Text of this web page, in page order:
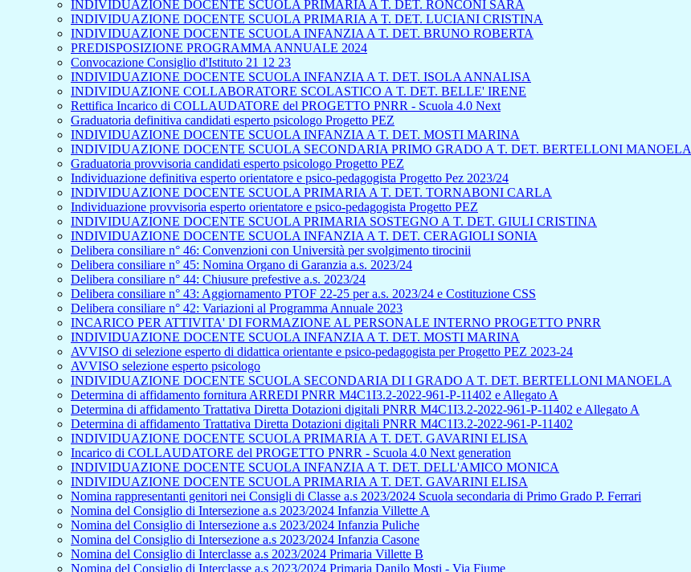
INDIVIDUAZIONE DOCENTE SCUOLA PRIMARIA A T. DET. RONCONI SARA
INDIVIDUAZIONE DOCENTE SCUOLA PRIMARIA A T. DET. LUCIANI CRISTINA
INDIVIDUAZIONE DOCENTE SCUOLA INFANZIA A T. DET. BRUNO ROBERTA
PREDISPOSIZIONE PROGRAMMA ANNUALE 2024
Convocazione Consiglio d'Istituto 21 12 23
INDIVIDUAZIONE DOCENTE SCUOLA INFANZIA A T. DET. ISOLA ANNALISA
INDIVIDUAZIONE COLLABORATORE SCOLASTICO A T. DET. BELLE' IRENE
Rettifica Incarico di COLLAUDATORE del PROGETTO PNRR - Scuola 4.0 Next
Graduatoria definitiva candidati esperto psicologo Progetto PEZ
INDIVIDUAZIONE DOCENTE SCUOLA INFANZIA A T. DET. MOSTI MARINA
INDIVIDUAZIONE DOCENTE SCUOLA SECONDARIA PRIMO GRADO A T. DET. BERTELLONI MANOELA
Graduatoria provvisoria candidati esperto psicologo Progetto PEZ
Individuazione definitiva esperto orientatore e psico-pedagogista Progetto Pez 2023/24
INDIVIDUAZIONE DOCENTE SCUOLA PRIMARIA A T. DET. TORNABONI CARLA
Individuazione provvisoria esperto orientatore e psico-pedagogista Progetto PEZ
INDIVIDUAZIONE DOCENTE SCUOLA PRIMARIA SOSTEGNO A T. DET. GIULI CRISTINA
INDIVIDUAZIONE DOCENTE SCUOLA INFANZIA A T. DET. CERAGIOLI SONIA
Delibera consiliare n° 46: Convenzioni con Università per svolgimento tirocinii
Delibera consiliare n° 45: Nomina Organo di Garanzia a.s. 2023/24
Delibera consiliare n° 44: Chiusure prefestive a.s. 2023/24
Delibera consiliare n° 43: Aggiornamento PTOF 22-25 per a.s. 2023/24 e Costituzione CSS
Delibera consiliare n° 42: Variazioni al Programma Annuale 2023
INCARICO PER ATTIVITA' DI FORMAZIONE AL PERSONALE INTERNO PROGETTO PNRR
INDIVIDUAZIONE DOCENTE SCUOLA INFANZIA A T. DET. MOSTI MARINA
AVVISO di selezione esperto di didattica orientante e psico-pedagogista per Progetto PEZ 2023-24
AVVISO selezione esperto psicologo
INDIVIDUAZIONE DOCENTE SCUOLA SECONDARIA DI I GRADO A T. DET. BERTELLONI MANOELA
Determina di affidamento fornitura ARREDI PNRR M4C1I3.2-2022-961-P-11402 e Allegato A
Determina di affidamento Trattativa Diretta Dotazioni digitali PNRR M4C1I3.2-2022-961-P-11402 e Allegato A
Determina di affidamento Trattativa Diretta Dotazioni digitali PNRR M4C1I3.2-2022-961-P-11402
INDIVIDUAZIONE DOCENTE SCUOLA PRIMARIA A T. DET. GAVARINI ELISA
Incarico di COLLAUDATORE del PROGETTO PNRR - Scuola 4.0 Next generation
INDIVIDUAZIONE DOCENTE SCUOLA INFANZIA A T. DET. DELL'AMICO MONICA
INDIVIDUAZIONE DOCENTE SCUOLA PRIMARIA A T. DET. GAVARINI ELISA
Nomina rappresentanti genitori nei Consigli di Classe a.s 2023/2024 Scuola secondaria di Primo Grado P. Ferrari
Nomina del Consiglio di Intersezione a.s 2023/2024 Infanzia Villette A
Nomina del Consiglio di Intersezione a.s 2023/2024 Infanzia Puliche
Nomina del Consiglio di Intersezione a.s 2023/2024 Infanzia Casone
Nomina del Consiglio di Interclasse a.s 2023/2024 Primaria Villette B
Nomina del Consiglio di Interclasse a.s 2023/2024 Primaria Danilo Mosti - Via Fiume